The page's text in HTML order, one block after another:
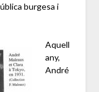
burgesa i
Aquell
any,
André